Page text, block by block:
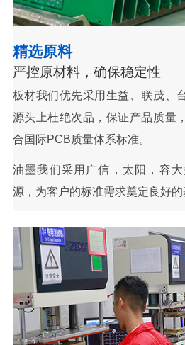
精选原料
严控原材料，确保稳定性
板材我们优先采用生益、联茂、
源头上杜绝次品，保证产品质量
合国际PCB质量体系标准。
油墨我们采用广信，太阳，容
源，为客户的标准需求奠定良好的